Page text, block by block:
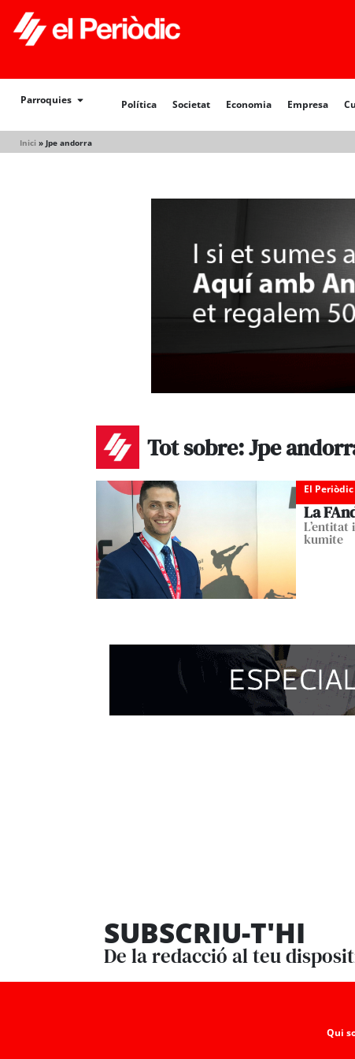
Parroquies Política Societat Economia Empresa
Inici » Jpe andorra
Política Societat
Tot sobre: Jpe
El
La
L’entitat
kumite
SUBSCRIU-T'HI
De la redacció al teu
Qui